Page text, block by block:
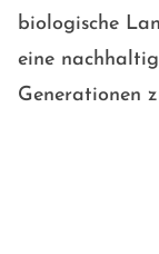
biologische
eine
Generationen